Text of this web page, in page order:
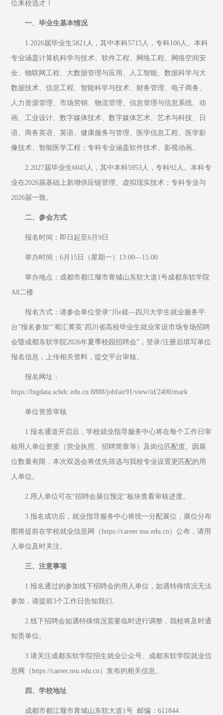
位来校选才！
一、毕业生基本情况
1.2026届毕业生5821人，其中本科5715人，专科106人。本科
专业涵盖计算机科学与技术、软件工程、网络工程、网络空间安
全、物联网工程、大数据管理与应用、人工智能、数据科学与大
数据技术、信息工程、智能科学与技术、财务管理、电子商务、
人力资源管理、市场营销、物流管理、信息管理与信息系统、动
画、工业设计、数字媒体技术、数字媒体艺术、艺术与科技、日
语、商务英语、英语、健康服务与管理、医学信息工程、医学影
像技术、智能医学工程；专科专业涵盖软件技术、影视动画。
2.2027届毕业生6045人，其中本科5953人，专科92人。本科专
业在2026届基础上新增供应链管理、虚拟现实技术；专科专业与
2026届一致。
二、参会方式
报名时间：即日起至6月9日
举办时间：6月15日（星期一）13:00—15:00
举办地点：成都市都江堰市青城山东软大道1号成都东软学院
A8二楼
报名方式：请参会单位登录“川e就—四川大学生就业服务平
台”报名参加“‘蜀汇菁英’四川省高校毕业生就业常设市场专场招聘
会暨成都东软学院2026年夏季校园招聘会”，登录/注册后填写单位
报名信息，上传相关资料，提交平台审核。
报名网址：
https://bigdata.scbdc.edu.cn:8888/jobfair91/view/id/2400/mark
单位资质审核
1.报名通道开启后，学校就业指导服务中心将在每个工作日审
核用人单位资质（营业执照、招聘简章等）及岗位匹配度。因展
位数量有限，本次双选会将优先筛选与我校专业设置更匹配的用
人单位。
2.用人单位可在“招聘会展位预定”板块查看审核进度。
3.报名成功后，就业指导服务中心将统一分配展位，展位分布
图将提前在学校就业信息网（https://career.nsu.edu.cn）公布，请用
人单位及时关注。
三、注意事项
1.报名通过的参加线下招聘会的用人单位，如遇特殊情况无法
参加，请提前3个工作日告知我们。
2.线下招聘会如遇特殊情况需要临时进行调整，我校将及时通
知贵单位。
3.请关注成都东软学院招生就业公众号、成都东软学院就业信
息网（https://career.nsu.edu.cn）发布的相关信息。
四、学校地址
成都市都江堰市青城山东软大道1号  邮编：611844